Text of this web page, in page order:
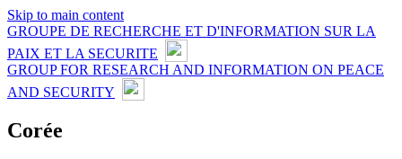
Skip to main content
GROUPE DE RECHERCHE ET D'INFORMATION SUR LA
PAIX ET LA SECURITE
GROUP FOR RESEARCH AND INFORMATION ON PEACE
AND SECURITY
Corée